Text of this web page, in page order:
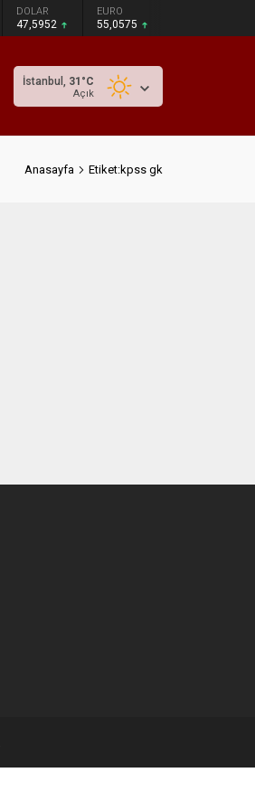
DOLAR
47,5952
EURO
55,0575
İstanbul, 31 °C
Açık
Anasayfa Etiket:kpss gk